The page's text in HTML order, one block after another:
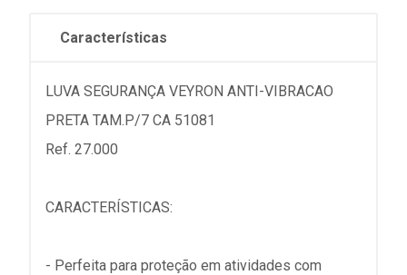
Características
LUVA SEGURANÇA VEYRON ANTI-VIBRACAO
PRETA TAM.P/7 CA 51081
Ref. 27.000
CARACTERÍSTICAS:
- Perfeita para proteção em atividades com